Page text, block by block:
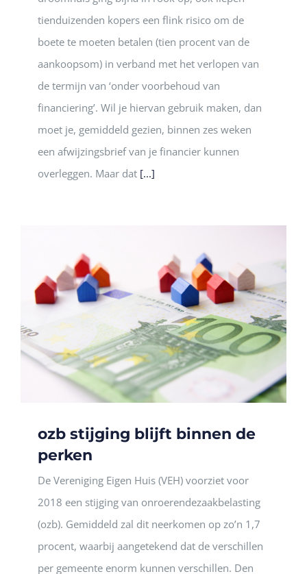
tienduizenden kopers een flink risico om de
boete te moeten betalen (tien procent van de
aankoopsom) in verband met het verlopen van
de termijn van ‘onder voorbehoud van
financiering’. Wil je hiervan gebruik maken, dan
moet je, gemiddeld gezien, binnen zes weken
een afwijzingsbrief van je financier kunnen
overleggen. Maar dat [...]
ozb stijging blijft binnen de
perken
De Vereniging Eigen Huis (VEH) voorziet voor
2018 een stijging van onroerendezaakbelasting
(ozb). Gemiddeld zal dit neerkomen op zo’n 1,7
procent, waarbij aangetekend dat de verschillen
per gemeente enorm kunnen verschillen. Den